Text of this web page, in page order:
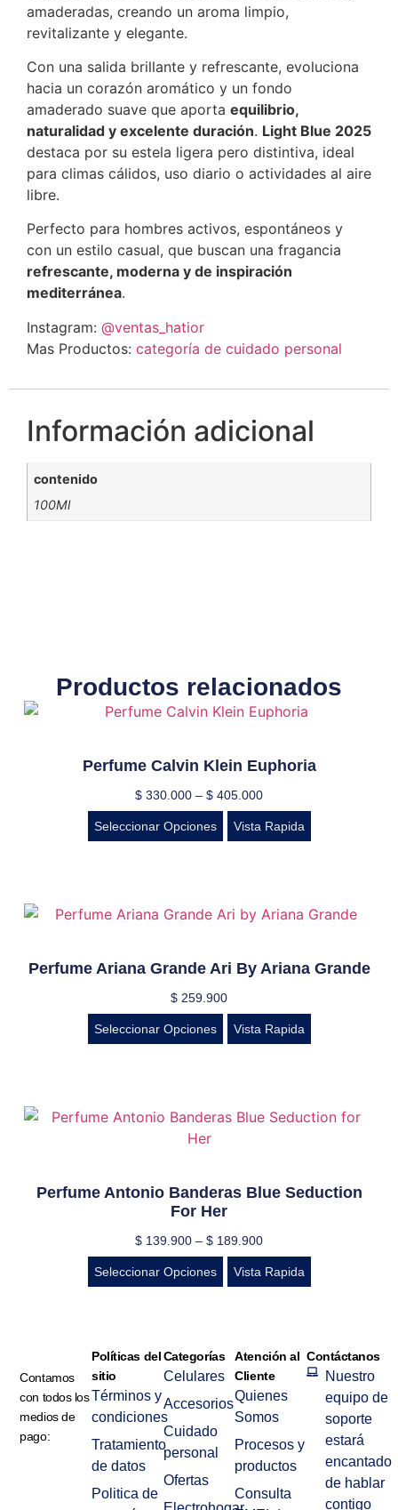
amaderadas, creando un aroma limpio,
revitalizante y elegante.
Con una salida brillante y refrescante, evoluciona
hacia un corazón aromático y un fondo
amaderado suave que aporta equilibrio,
naturalidad y excelente duración. Light Blue 2025
destaca por su estela ligera pero distintiva, ideal
para climas cálidos, uso diario o actividades al aire
libre.
Perfecto para hombres activos, espontáneos y
con un estilo casual, que buscan una fragancia
refrescante, moderna y de inspiración
mediterránea.
Instagram: @ventas_hatior
Mas Productos: categoría de cuidado personal
Información adicional
contenido
100Ml
Productos relacionados
Perfume Calvin Klein Euphoria
$ 330.000 – $ 405.000
Seleccionar Opciones Vista Rapida
Perfume Ariana Grande Ari By Ariana Grande
$ 259.900
Seleccionar Opciones Vista Rapida
Perfume Antonio Banderas Blue Seduction
For Her
$ 139.900 – $ 189.900
Seleccionar Opciones Vista Rapida
Contamos
con todos los
medios de
pago:
Políticas del
sitio
Términos y
condiciones
Tratamiento
de datos
Politica de
Categorías
Celulares
Accesorios
Cuidado
personal
Ofertas
Atención al
Cliente
Quienes
Somos
Procesos y
productos
Consulta
Contáctanos
Nuestro
equipo de
soporte
estará
encantado
de hablar
contigo